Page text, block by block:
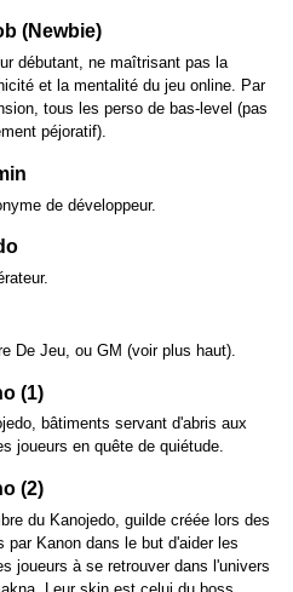
(Newbie)
débutant, ne maîtrisant pas la
et la mentalité du jeu online. Par
tous les perso de bas-level (pas
péjoratif).
de développeur.
De Jeu, ou GM (voir plus haut).
(1)
bâtiments servant d'abris aux
joueurs en quête de quiétude.
(2)
du Kanojedo, guilde créée lors des
par Kanon dans le but d'aider les
joueurs à se retrouver dans l'univers